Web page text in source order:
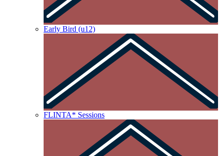
Early Bird (u12)
FLINTA* Sessions